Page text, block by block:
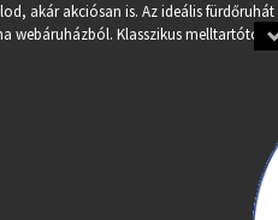
akár akciósan is. Az ideális fürdőruhát
webáruházból. Klasszikus melltartótól a